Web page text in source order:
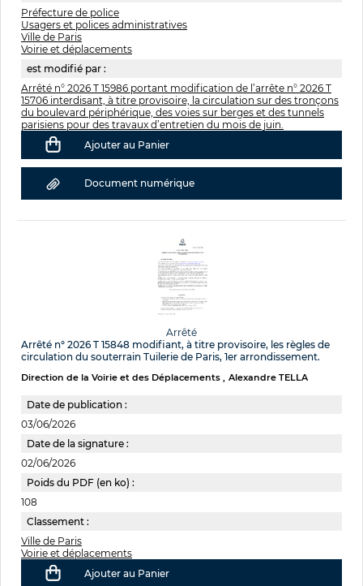
Préfecture de police
Usagers et polices administratives
Ville de Paris
Voirie et déplacements
est modifié par :
Arrêté n° 2026 T 15986 portant modification de l’arrête n° 2026 T
15706 interdisant, à titre provisoire, la circulation sur des tronçons
du boulevard périphérique, des voies sur berges et des tunnels
parisiens pour des travaux d’entretien du mois de juin.
Ajouter au Panier
Document numérique
Arrêté
Arrêté n° 2026 T 15848 modifiant, à titre provisoire, les règles de
circulation du souterrain Tuilerie de Paris, 1er arrondissement.
Direction de la Voirie et des Déplacements Alexandre TELLA
Date de publication :
03/06/2026
Date de la signature :
02/06/2026
Poids du PDF (en ko) :
108
Classement :
Ville de Paris
Voirie et déplacements
Ajouter au Panier